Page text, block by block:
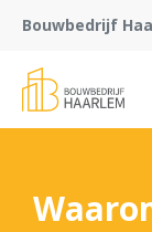
Bouwbedrijf